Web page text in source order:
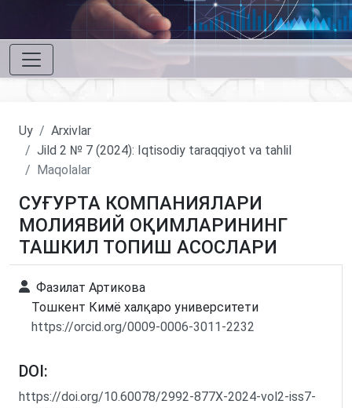
Uy
Arxivlar
Jild 2 № 7 (2024): Iqtisodiy taraqqiyot va tahlil
Maqolalar
СУҒУРТА КОМПАНИЯЛАРИ
МОЛИЯВИЙ ОҚИМЛАРИНИНГ
ТАШКИЛ ТОПИШ АСОСЛАРИ
Фазилат Артикова
Тошкент Кимё халқаро университети
https://orcid.org/0009-0006-3011-2232
DOI:
https://doi.org/10.60078/2992-877X-2024-vol2-iss7-